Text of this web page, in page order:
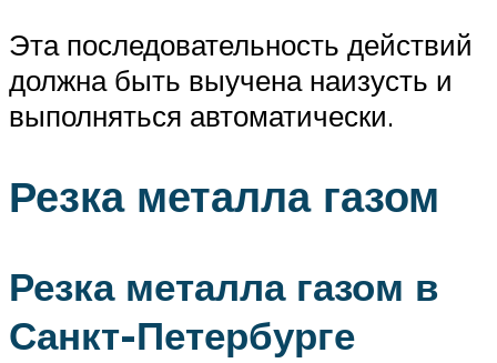
Эта последовательность действий
должна быть выучена наизусть и
выполняться автоматически.
Резка металла газом
Резка металла газом в
Санкт-Петербурге